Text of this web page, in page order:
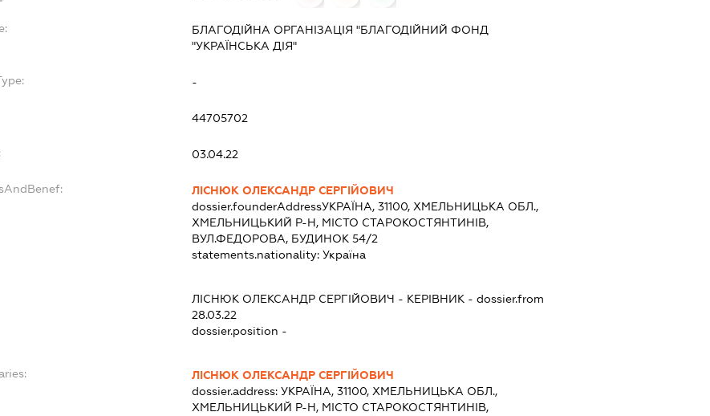
БЛАГОДІЙНА ОРГАНІЗАЦІЯ "БЛАГОДІЙНИЙ ФОНД
"УКРАЇНСЬКА ДІЯ"
-
44705702
03.04.22
ЛІСНЮК ОЛЕКСАНДР СЕРГІЙОВИЧ
dossier.founderAddressУКРАЇНА, 31100, ХМЕЛЬНИЦЬКА ОБЛ.,
ХМЕЛЬНИЦЬКИЙ Р-Н, МІСТО СТАРОКОСТЯНТИНІВ,
ВУЛ.ФЕДОРОВА, БУДИНОК 54/2
statements.nationality: Україна
ЛІСНЮК ОЛЕКСАНДР СЕРГІЙОВИЧ - КЕРІВНИК- dossier.from
28.03.22
dossier.position -
ЛІСНЮК ОЛЕКСАНДР СЕРГІЙОВИЧ
dossier.address: УКРАЇНА, 31100, ХМЕЛЬНИЦЬКА ОБЛ.,
ХМЕЛЬНИЦЬКИЙ Р-Н, МІСТО СТАРОКОСТЯНТИНІВ,